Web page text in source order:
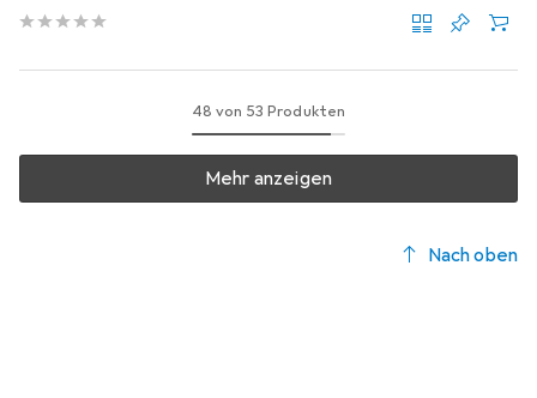
48 von 53 Produkten
Mehr anzeigen
Nach oben